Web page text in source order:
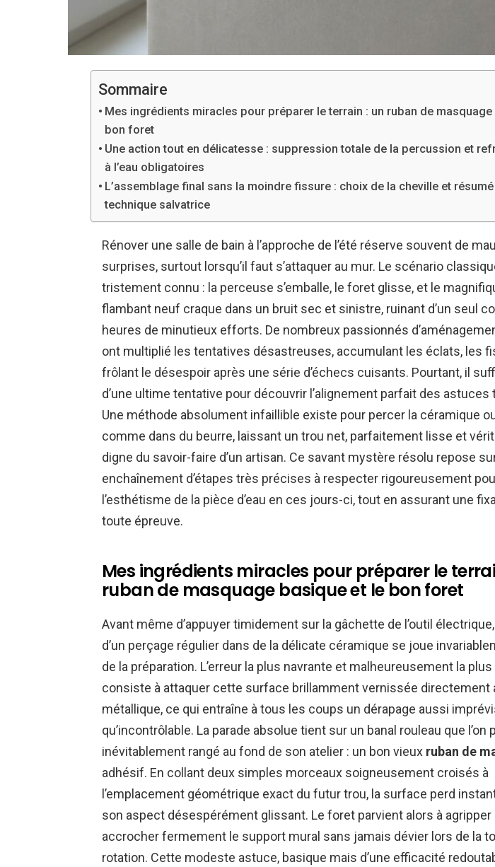
Sommaire
Mes ingrédients miracles pour préparer le terrain : un ruban de
bon foret
Une action tout en délicatesse : suppression totale de la percussion et
à l’eau obligatoires
L’assemblage final sans la moindre fissure : choix de la cheville et
technique salvatrice
Rénover une salle de bain à l’approche de l’été réserve souvent de
surprises, surtout lorsqu’il faut s’attaquer au mur. Le scénario
tristement connu : la perceuse s’emballe, le foret glisse, et le
flambant neuf craque dans un bruit sec et sinistre, ruinant d’un seul
heures de minutieux efforts. De nombreux passionnés
ont multiplié les tentatives désastreuses, accumulant les éclats, les
frôlant le désespoir après une série d’échecs cuisants. Pourtant, il
d’une ultime tentative pour découvrir l’alignement parfait des astuces
Une méthode absolument infaillible existe pour percer la céramique
comme dans du beurre, laissant un trou net, parfaitement lisse et
digne du savoir-faire d’un artisan. Ce savant mystère résolu repose
enchaînement d’étapes très précises à respecter rigoureusement
l’esthétisme de la pièce d’eau en ces jours-ci, tout en assurant une
toute épreuve.
Mes ingrédients miracles pour préparer le
ruban de masquage basique et le bon foret
Avant même d’appuyer timidement sur la gâchette de l’outil
d’un perçage régulier dans de la délicate céramique se joue
de la préparation. L’erreur la plus navrante et malheureusement la
consiste à attaquer cette surface brillamment vernissée directement
métallique, ce qui entraîne à tous les coups un dérapage aussi
qu’incontrôlable. La parade absolue tient sur un banal rouleau que l’on
inévitablement rangé au fond de son atelier : un bon vieux ruban de
adhésif. En collant deux simples morceaux soigneusement croisés à
l’emplacement géométrique exact du futur trou, la surface perd
son aspect désespérément glissant. Le foret parvient alors à agripper
accrocher fermement le support mural sans jamais dévier lors de la
rotation. Cette modeste astuce, basique mais d’une efficacité